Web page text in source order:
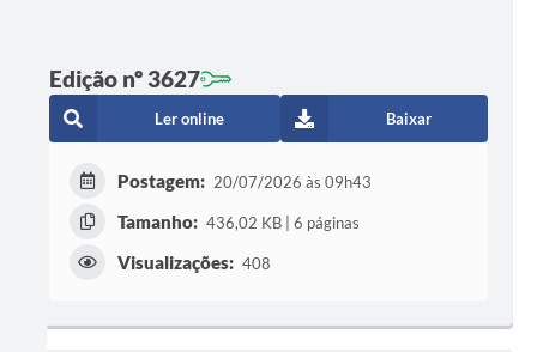
Edição nº 3627
Ler online Baixar
Postagem: 20/07/2026 às 09h43
Tamanho: 436,02 KB | 6 páginas
Visualizações: 408